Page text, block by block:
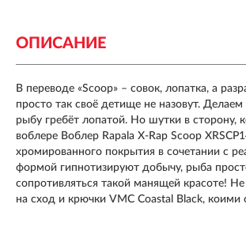
ОПИСАНИЕ
В переводе «Scoop» – совок, лопатка, а
просто так своё детище не назовут. Делаем
рыбу гребёт лопатой. Но шутки в сторону,
воблере Воблер Rapala X-Rap Scoop
хромированного покрытия в сочетании с
формой гипнотизируют добычу, рыба
сопротивляться такой манящей красоте!
на сход и крючки VMC Coastal Black, коими